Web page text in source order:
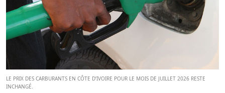
LE PRIX DES CARBURANTS EN CÔTE D’IVOIRE POUR LE MOIS DE JUILLET 2026 RESTE
INCHANGÉ.